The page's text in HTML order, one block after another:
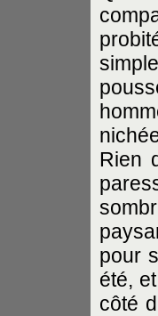
Rien
pour
été,
côté